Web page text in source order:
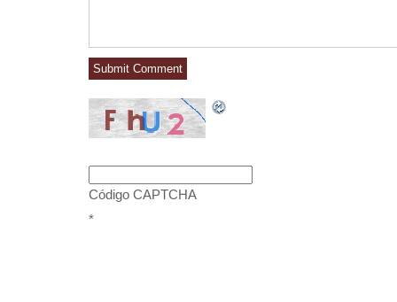
Código CAPTCHA
*